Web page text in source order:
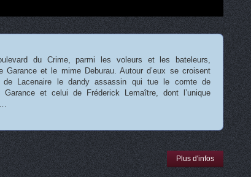
du Crime, parmi les voleurs et les bateleurs,
Garance et le mime Deburau. Autour d’eux se croisent
de Lacenaire le dandy assassin qui tue le comte de
Garance et celui de Fréderick Lemaître, dont l’unique
Plus d'infos